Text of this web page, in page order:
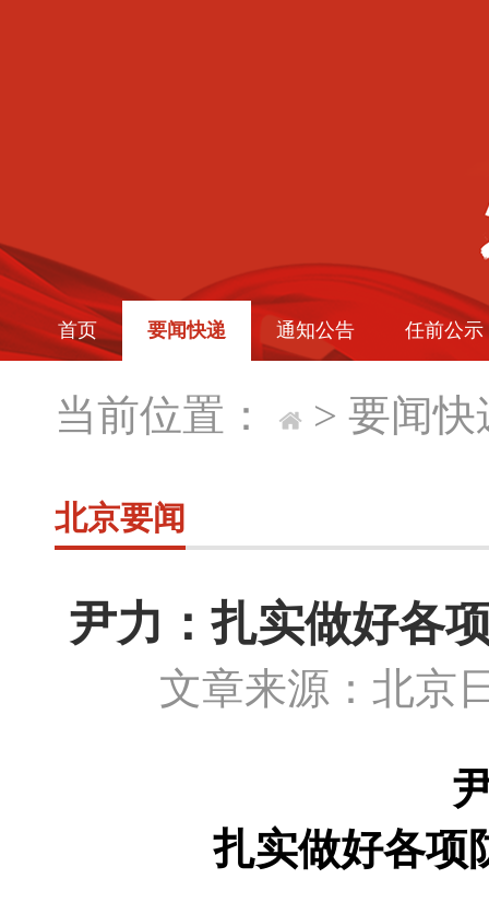
首页 要闻快递 通知公告 任前公示
当前位置： > 要闻快
北京要闻
尹力：扎实做好各
文章来源：北
扎实做好各项